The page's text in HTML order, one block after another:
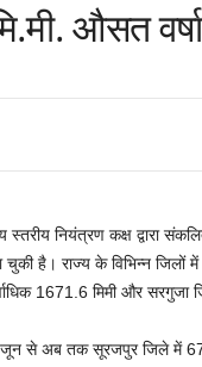
औसत
स्तरीय नियंत्रण कक्ष द्वारा
चुकी है। राज्य के विभिन्न
1671.6 मिमी और
जून से अब तक सूरजपुर जिले में